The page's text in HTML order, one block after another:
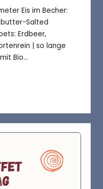
Eis im Becher:
Salted
Erdbeer,
| so lange
Bio…